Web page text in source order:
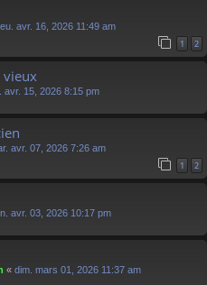
avr. 16, 2026 11:49 am
1 2
avr. 15, 2026 8:15 pm
avr. 07, 2026 7:26 am
1 2
avr. 03, 2026 10:17 pm
« dim. mars 01, 2026 11:37 am